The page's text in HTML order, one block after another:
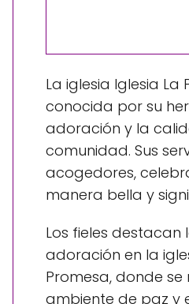
La iglesia Iglesia La
conocida por su
adoración y la
comunidad. Sus
acogedores,
manera bella y
Los fieles destacan
adoración en la
Promesa, donde se
ambiente de paz y